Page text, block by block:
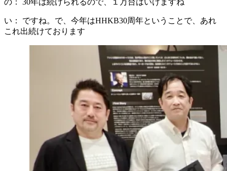
い： ですね。で、今年はHHKB30周年ということで、あれ
これ出続けております